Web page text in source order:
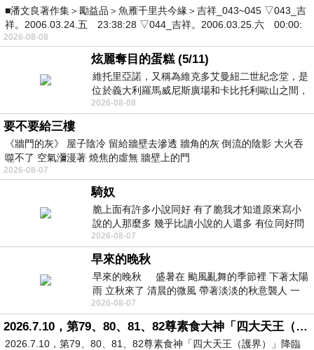
■潘文良著作集＞勵益品＞魚雁千里共今緣＞吉祥_043~045 ▽043_吉
祥。2006.03.24.五 23:38:28 ▽044_吉祥。2006.03.25.六 00:00:
2026-08-08
炫麗奪目的蛋糕 (5/11)
維托里亞諾，又稱為維克多艾曼紐二世紀念堂，是
位於義大利羅馬威尼斯廣場和卡比托利歐山之間，
用以紀念統一義大利統一後的的第一位國
2026-08-08
要不要給三樓
《牆門的灰》 屋子陰冷 留給牆壁去滲透 牆角的灰 倒流的陰影 大火吞
噬不了 空氣瀰漫著 燒焦的虛無 牆壁上的門
2026-08-07
騎奴
脆上面有許多小說同好 有了脆我才知道原來寫小
說的人那麼多 幾乎比讀小說的人還多 有位同好問
了一個問題 她說為什麼高中文學獎的
2026-08-07
早來的晚秋
早來的晚秋 盛暑在 颱風亂舞的季節裡 下著太陽
雨 立秋來了 清晨的微風 帶著淡淡的秋意襲人 一
下子 又被赤
2026-08-07
2026.7.10，第79、80、81、82尊素食大神「四大天王（護界）」降臨寶島台灣（6）
2026.7.10，第79、80、81、82尊素食神「四大天王（護界）」降臨